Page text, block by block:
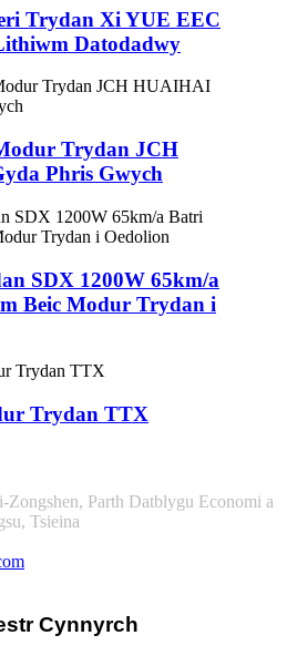
Trydan Xi YUE EEC
Datodadwy
Trydan JCH
Phris Gwych
SDX 1200W 65km/a
Beic Modur Trydan i
Trydan TTX
Parth Datblygu Economi a
Tsieina
Cynnyrch